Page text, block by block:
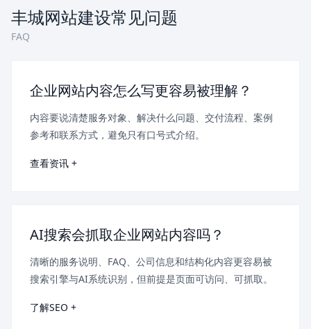
丰城网站建设常见问题
FAQ
企业网站内容怎么写更容易被理解？
内容要说清楚服务对象、解决什么问题、交付流程、案例
参考和联系方式，避免只有口号式介绍。
查看资讯 +
AI搜索会抓取企业网站内容吗？
清晰的服务说明、FAQ、公司信息和结构化内容更容易被
搜索引擎与AI系统识别，但前提是页面可访问、可抓取。
了解SEO +